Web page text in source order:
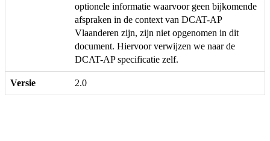
optionele informatie waarvoor geen bijkomende
afspraken in de context van DCAT-AP
Vlaanderen zijn, zijn niet opgenomen in dit
document. Hiervoor verwijzen we naar de
DCAT-AP specificatie zelf.
Versie 2.0